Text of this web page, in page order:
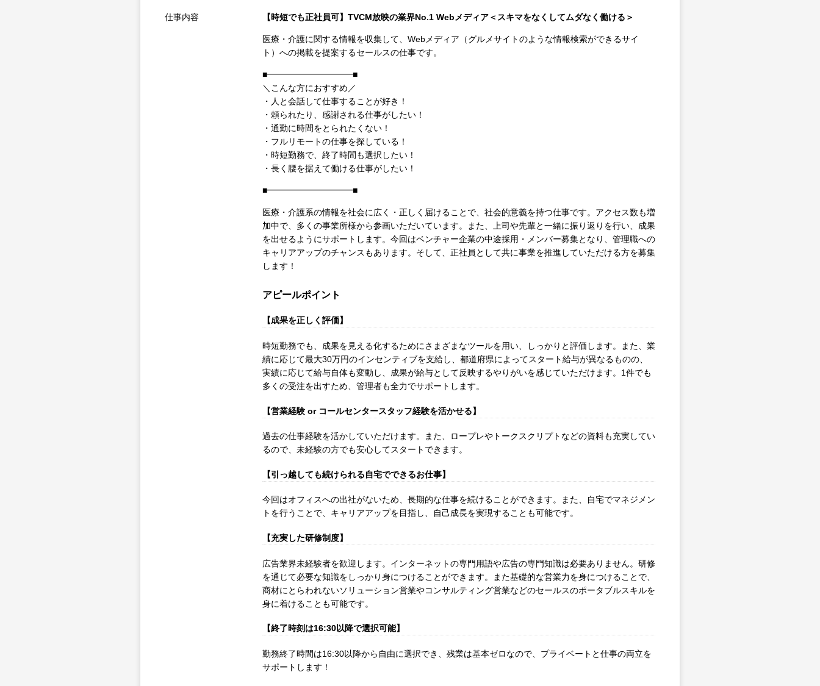
仕事内容 【時短でも正社員可】TVCM放映の業界No.1 Webメディア＜スキマをなくしてムダなく働ける＞
医療・介護に関する情報を収集して、Webメディア（グルメサイトのような情報検索ができるサイ
ト）への掲載を提案するセールスの仕事です。
■━━━━━━━━━━■
＼こんな方におすすめ／
・人と会話して仕事することが好き！
・頼られたり、感謝される仕事がしたい！
・通勤に時間をとられたくない！
・フルリモートの仕事を探している！
・時短勤務で、終了時間も選択したい！
・長く腰を据えて働ける仕事がしたい！
■━━━━━━━━━━■
医療・介護系の情報を社会に広く・正しく届けることで、社会的意義を持つ仕事です。アクセス数も増
加中で、多くの事業所様から参画いただいています。また、上司や先輩と一緒に振り返りを行い、成果
を出せるようにサポートします。今回はベンチャー企業の中途採用・メンバー募集となり、管理職への
キャリアアップのチャンスもあります。そして、正社員として共に事業を推進していただける方を募集
します！
アピールポイント
【成果を正しく評価】
時短勤務でも、成果を見える化するためにさまざまなツールを用い、しっかりと評価します。また、業
績に応じて最大30万円のインセンティブを支給し、都道府県によってスタート給与が異なるものの、
実績に応じて給与自体も変動し、成果が給与として反映するやりがいを感じていただけます。1件でも
多くの受注を出すため、管理者も全力でサポートします。
【営業経験 or コールセンタースタッフ経験を活かせる】
過去の仕事経験を活かしていただけます。また、ロープレやトークスクリプトなどの資料も充実してい
るので、未経験の方でも安心してスタートできます。
【引っ越しても続けられる自宅でできるお仕事】
今回はオフィスへの出社がないため、長期的な仕事を続けることができます。また、自宅でマネジメン
トを行うことで、キャリアアップを目指し、自己成長を実現することも可能です。
【充実した研修制度】
広告業界未経験者を歓迎します。インターネットの専門用語や広告の専門知識は必要ありません。研修
を通じて必要な知識をしっかり身につけることができます。また基礎的な営業力を身につけることで、
商材にとらわれないソリューション営業やコンサルティング営業などのセールスのポータブルスキルを
身に着けることも可能です。
【終了時刻は16:30以降で選択可能】
勤務終了時間は16:30以降から自由に選択でき、残業は基本ゼロなので、プライベートと仕事の両立を
サポートします！